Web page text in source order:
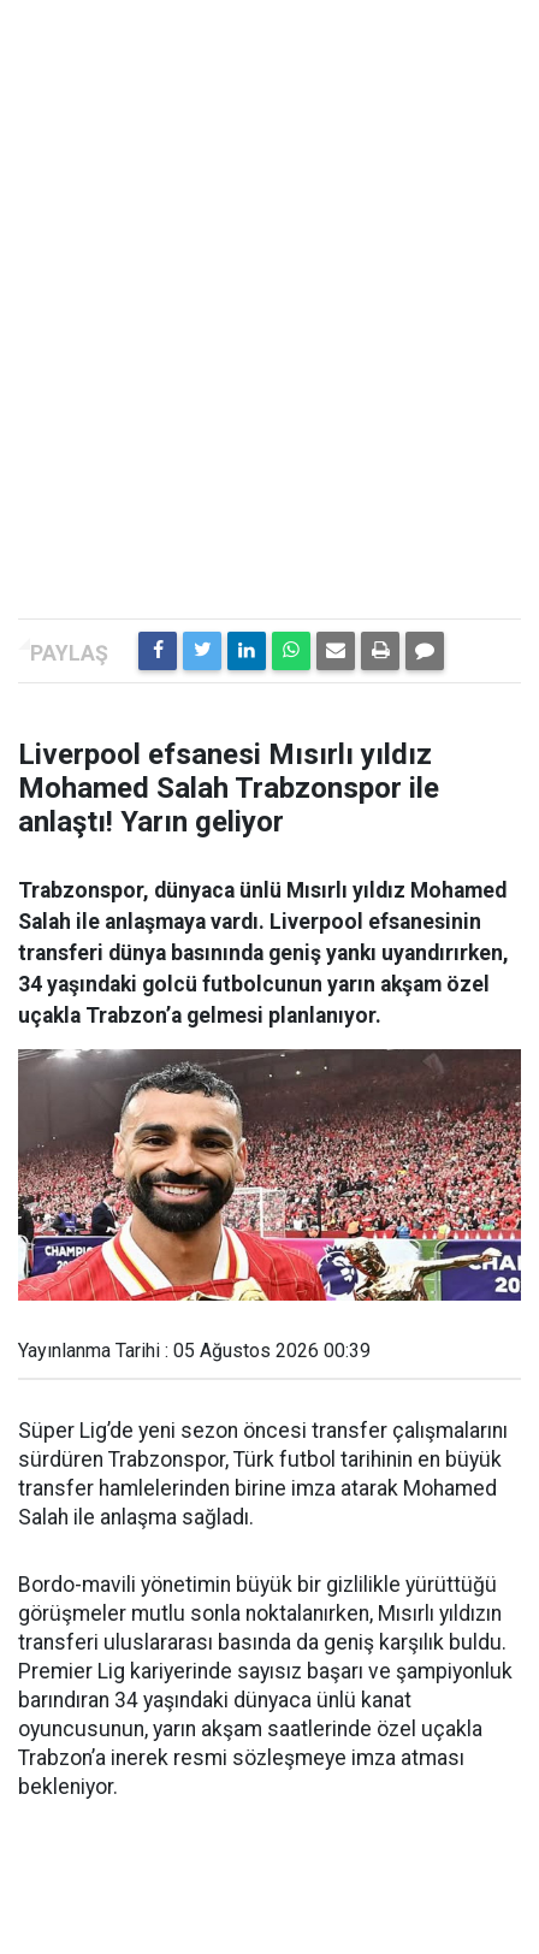
Liverpool efsanesi Mısırlı yıldız
Mohamed Salah Trabzonspor ile
anlaştı! Yarın geliyor
Trabzonspor, dünyaca ünlü Mısırlı yıldız Mohamed
Salah ile anlaşmaya vardı. Liverpool efsanesinin
transferi dünya basınında geniş yankı uyandırırken,
34 yaşındaki golcü futbolcunun yarın akşam özel
uçakla Trabzon’a gelmesi planlanıyor.
Yayınlanma Tarihi : 05 Ağustos 2026 00:39
Süper Lig’de yeni sezon öncesi transfer çalışmalarını
sürdüren Trabzonspor, Türk futbol tarihinin en büyük
transfer hamlelerinden birine imza atarak Mohamed
Salah ile anlaşma sağladı.
Bordo-mavili yönetimin büyük bir gizlilikle yürüttüğü
görüşmeler mutlu sonla noktalanırken, Mısırlı yıldızın
transferi uluslararası basında da geniş karşılık buldu.
Premier Lig kariyerinde sayısız başarı ve şampiyonluk
barındıran 34 yaşındaki dünyaca ünlü kanat
oyuncusunun, yarın akşam saatlerinde özel uçakla
Trabzon’a inerek resmi sözleşmeye imza atması
bekleniyor.